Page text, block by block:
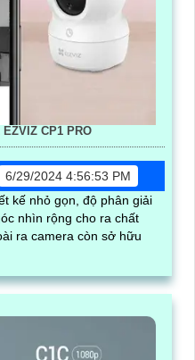
CP1 PRO
6/29/2024 4:56:53 PM
kế nhỏ gọn, độ phân giải
nhìn rộng cho ra chất